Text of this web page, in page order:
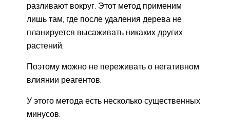
разливают вокруг. Этот метод применим
лишь там, где после удаления дерева не
планируется высаживать никаких других
растений.
Поэтому можно не переживать о негативном
влиянии реагентов.
У этого метода есть несколько существенных
минусов: